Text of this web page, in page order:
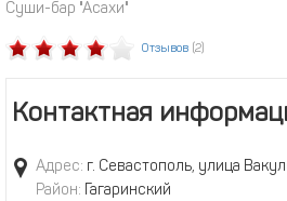
Суши-бар "Асахи"
Отзывов (2)
Контактная
Адрес: г. Севастополь, улица
Район: Гагаринский